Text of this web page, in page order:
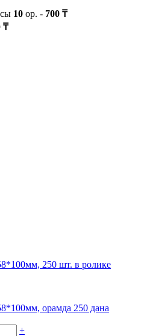
10 ор. - 700 ₸
₸
орамда 250 дана
+